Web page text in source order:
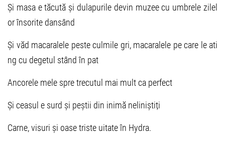
Și masa e tăcută și dulapurile devin muzee cu umbrele zilel
or însorite dansând
Și văd macaralele peste culmile gri, macaralele pe care le ati
ng cu degetul stând în pat
Ancorele mele spre trecutul mai mult ca perfect
Și ceasul e surd și peștii din inimă neliniștiți
Carne, visuri și oase triste uitate în Hydra.